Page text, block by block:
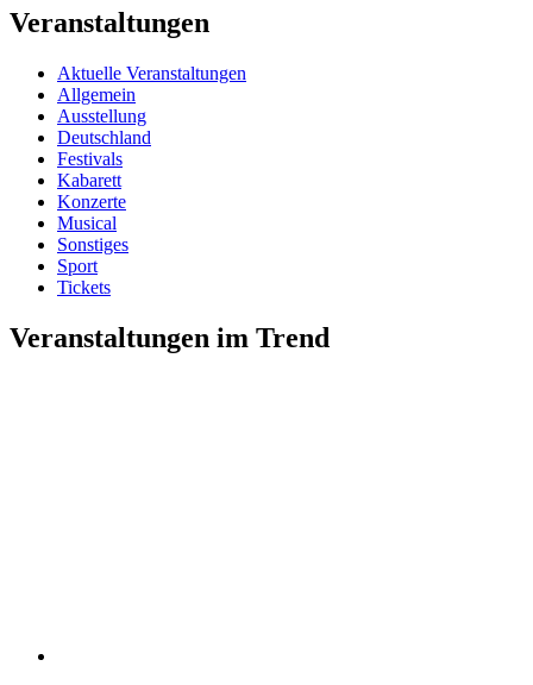
Veranstaltungen
Aktuelle Veranstaltungen
Allgemein
Ausstellung
Deutschland
Festivals
Kabarett
Konzerte
Musical
Sonstiges
Sport
Tickets
Veranstaltungen im Trend